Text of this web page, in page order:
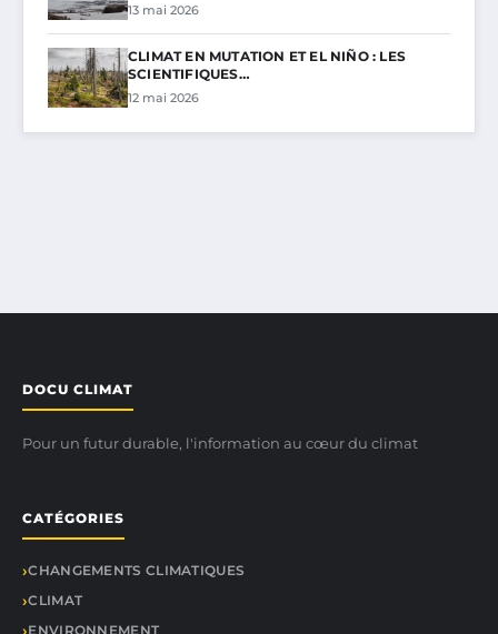
13 mai 2026
CLIMAT EN MUTATION ET EL NIÑO : LES
SCIENTIFIQUES…
12 mai 2026
DOCU CLIMAT
Pour un futur durable, l'information au cœur du climat
CATÉGORIES
CHANGEMENTS CLIMATIQUES
CLIMAT
ENVIRONNEMENT